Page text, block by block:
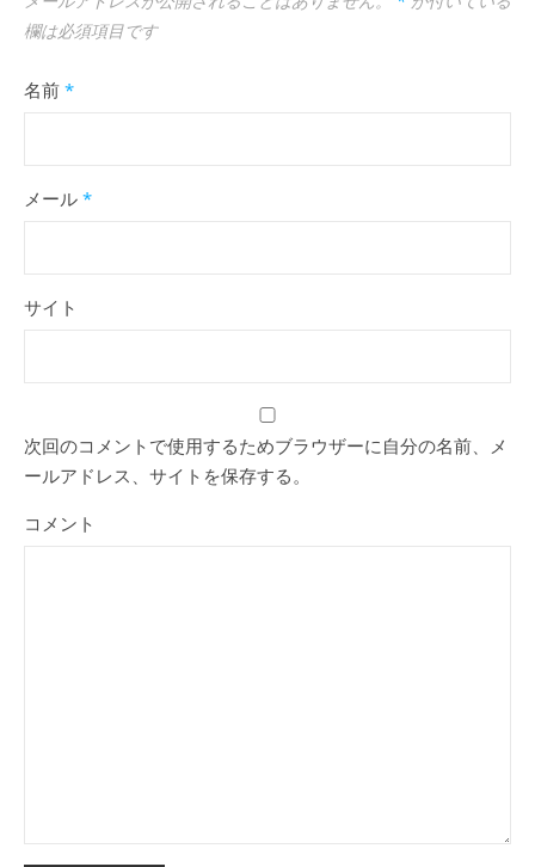
欄は必須項目です
名前 *
メール *
サイト
次回のコメントで使用するためブラウザーに自分の名前、メ
ールアドレス、サイトを保存する。
コメント